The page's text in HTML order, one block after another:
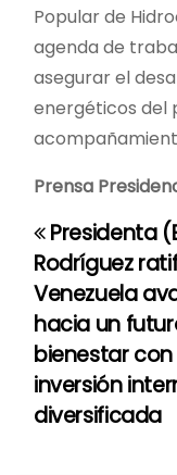
Popular de
agenda de
asegurar el
energéticos del
Prensa
N
a
v
e
g
Presidenta
Rodríguez
Venezuela
hacia un
bienestar con
inversión
diversificada